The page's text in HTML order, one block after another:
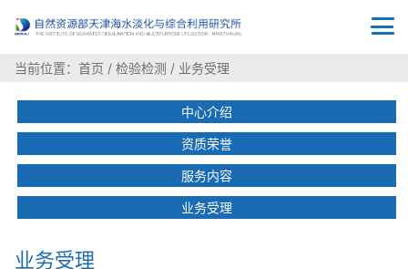
当前位置： 首页 / 检验检测 / 业务受理
中心介绍
资质荣誉
服务内容
业务受理
业务受理